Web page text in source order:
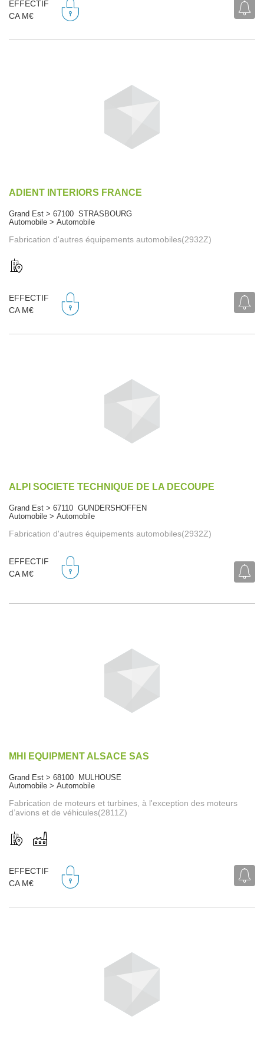
EFFECTIF
CA M€
ADIENT INTERIORS FRANCE
Grand Est > 67100 STRASBOURG
Automobile > Automobile
Fabrication d'autres équipements automobiles(2932Z)
EFFECTIF
CA M€
ALPI SOCIETE TECHNIQUE DE LA DECOUPE
Grand Est > 67110 GUNDERSHOFFEN
Automobile > Automobile
Fabrication d'autres équipements automobiles(2932Z)
EFFECTIF
CA M€
MHI EQUIPMENT ALSACE SAS
Grand Est > 68100 MULHOUSE
Automobile > Automobile
Fabrication de moteurs et turbines, à l'exception des moteurs
d’avions et de véhicules(2811Z)
EFFECTIF
CA M€